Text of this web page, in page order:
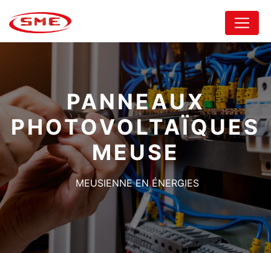
PANNEAUX
PHOTOVOLTAÏQUES
MEUSE
MEUSIENNE EN ÉNERGIES